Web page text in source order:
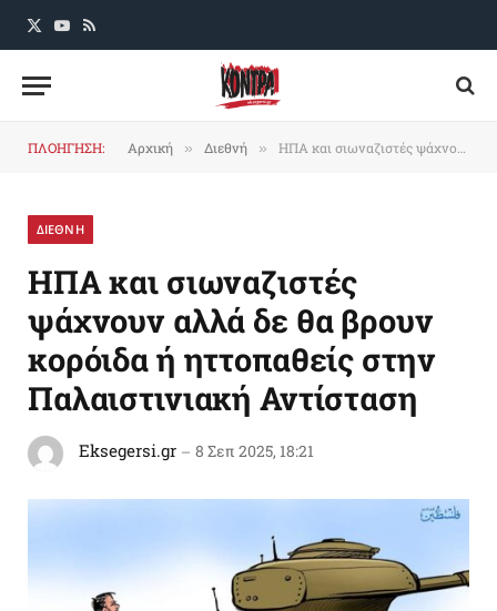
X
YouTube
RSS
ΠΛΟΗΓΗΣΗ: Αρχική » Διεθνή » ΗΠΑ και σιωναζιστές ψάχνουν αλλά δε θα βρουν κορόιδα ή ηττοπαθείς στην Παλαιστινιακή Αντίσταση
ΔΙΕΘΝΗ
ΗΠΑ και σιωναζιστές
ψάχνουν αλλά δε θα βρουν
κορόιδα ή ηττοπαθείς στην
Παλαιστινιακή Αντίσταση
Eksegersi.gr 8 Σεπ 2025, 18:21